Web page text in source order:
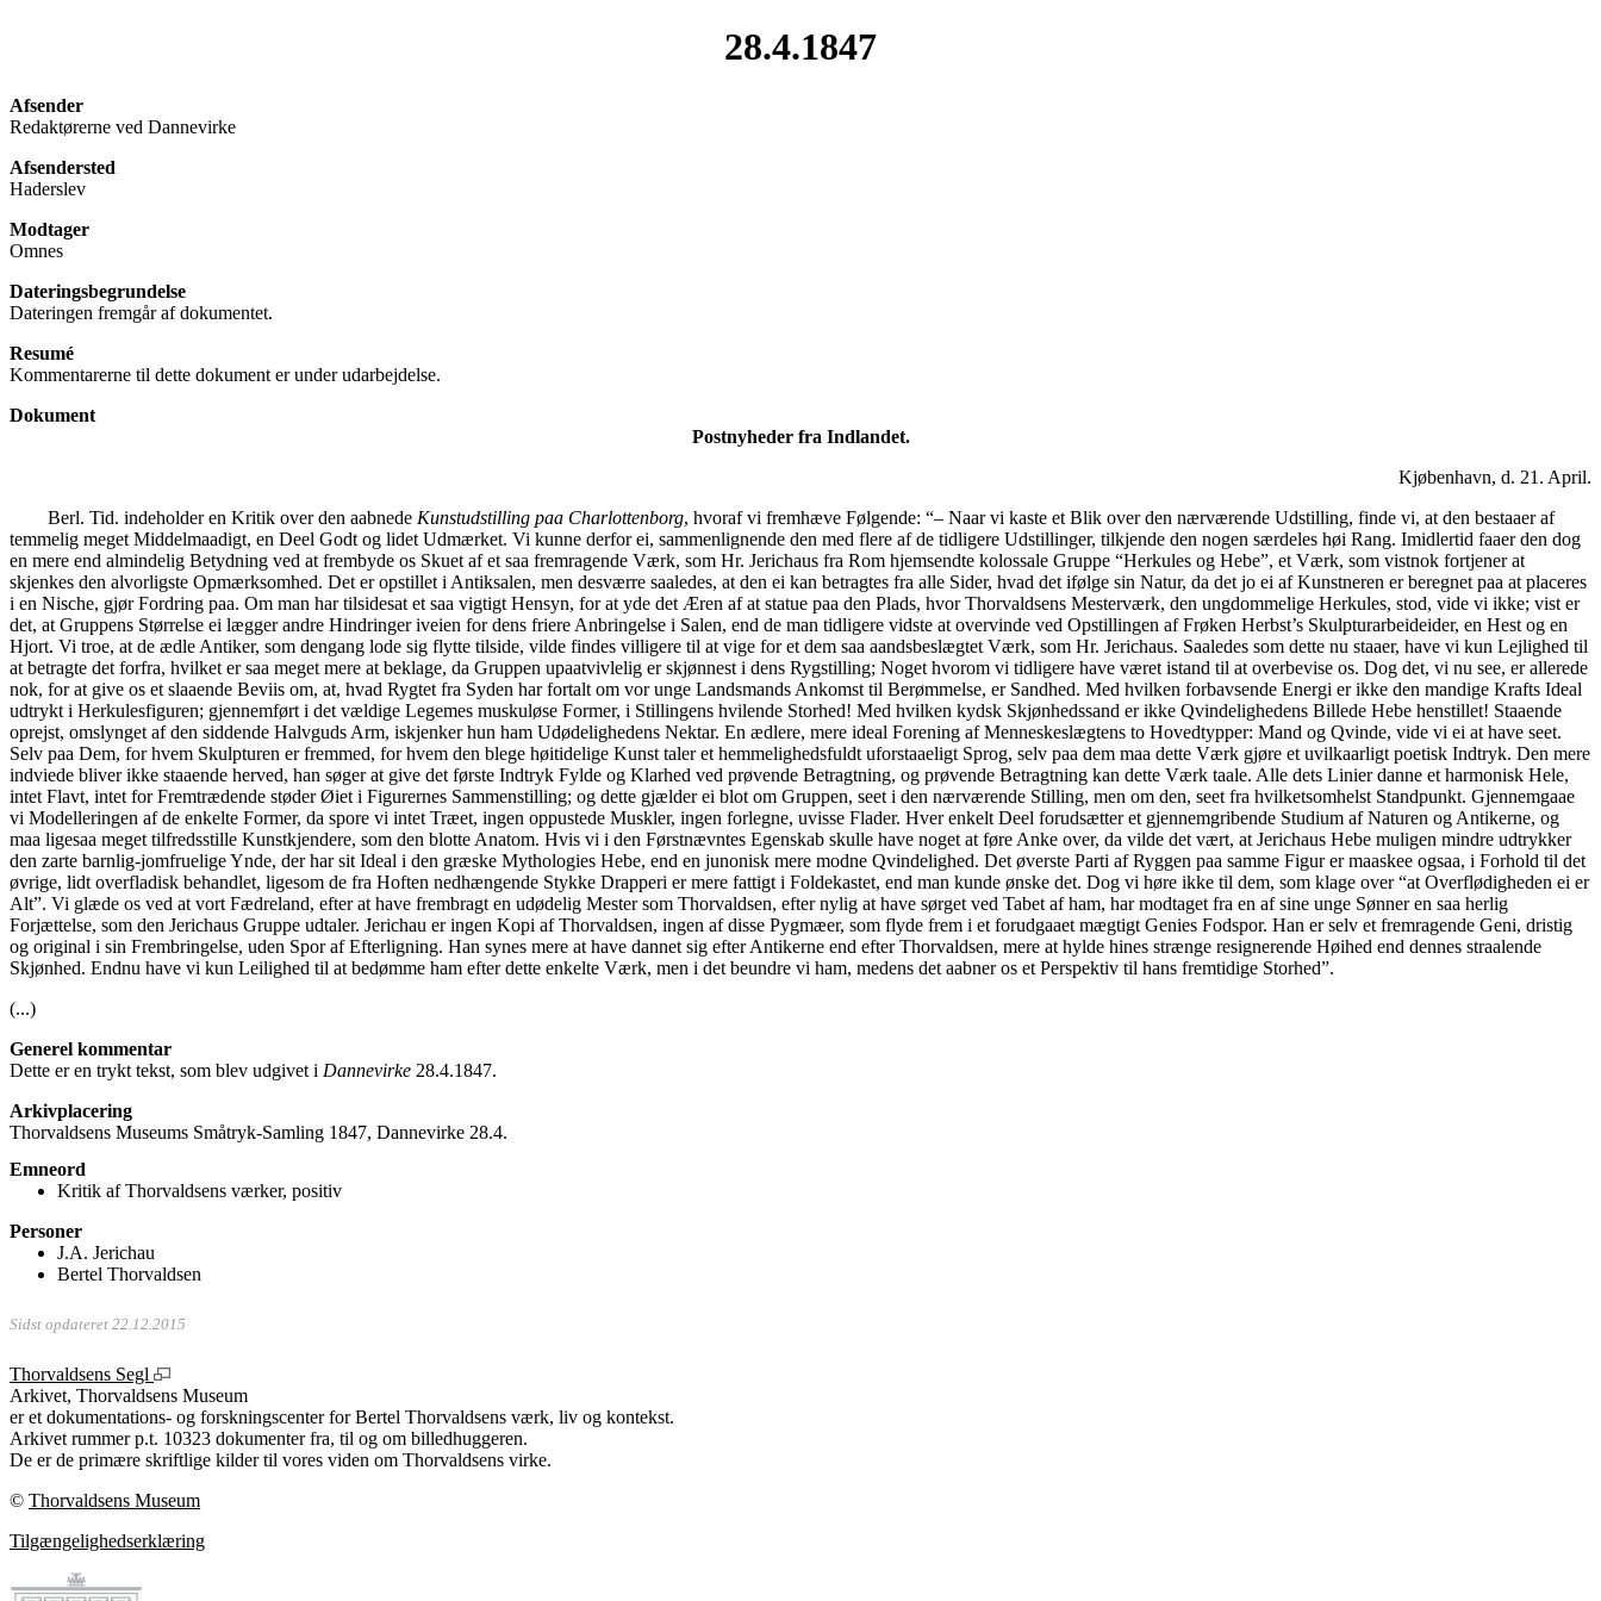
28.4.1847
Afsender
Redaktørerne ved Dannevirke
Afsendersted
Haderslev
Modtager
Omnes
Dateringsbegrundelse
Dateringen fremgår af dokumentet.
Resumé
Kommentarerne til dette dokument er under udarbejdelse.
Dokument
Postnyheder fra Indlandet.
Kjøbenhavn, d. 21. April.
Berl. Tid. indeholder en Kritik over den aabnede Kunstudstilling paa Charlottenborg, hvoraf vi fremhæve Følgende: “– Naar vi kaste et Blik over den nærværende Udstilling, finde vi, at den bestaaer af
temmelig meget Middelmaadigt, en Deel Godt og lidet Udmærket. Vi kunne derfor ei, sammenlignende den med flere af de tidligere Udstillinger, tilkjende den nogen særdeles høi Rang. Imidlertid faaer den dog
en mere end almindelig Betydning ved at frembyde os Skuet af et saa fremragende Værk, som Hr. Jerichaus fra Rom hjemsendte kolossale Gruppe “Herkules og Hebe”, et Værk, som vistnok fortjener at
skjenkes den alvorligste Opmærksomhed. Det er opstillet i Antiksalen, men desværre saaledes, at den ei kan betragtes fra alle Sider, hvad det ifølge sin Natur, da det jo ei af Kunstneren er beregnet paa at placeres
i en Nische, gjør Fordring paa. Om man har tilsidesat et saa vigtigt Hensyn, for at yde det Æren af at statue paa den Plads, hvor Thorvaldsens Mesterværk, den ungdommelige Herkules, stod, vide vi ikke; vist er
det, at Gruppens Størrelse ei lægger andre Hindringer iveien for dens friere Anbringelse i Salen, end de man tidligere vidste at overvinde ved Opstillingen af Frøken Herbst’s Skulpturarbeideider, en Hest og en
Hjort. Vi troe, at de ædle Antiker, som dengang lode sig flytte tilside, vilde findes villigere til at vige for et dem saa aandsbeslægtet Værk, som Hr. Jerichaus. Saaledes som dette nu staaer, have vi kun Lejlighed til
at betragte det forfra, hvilket er saa meget mere at beklage, da Gruppen upaatvivlelig er skjønnest i dens Rygstilling; Noget hvorom vi tidligere have været istand til at overbevise os. Dog det, vi nu see, er allerede
nok, for at give os et slaaende Beviis om, at, hvad Rygtet fra Syden har fortalt om vor unge Landsmands Ankomst til Berømmelse, er Sandhed. Med hvilken forbavsende Energi er ikke den mandige Krafts Ideal
udtrykt i Herkulesfiguren; gjennemført i det vældige Legemes muskuløse Former, i Stillingens hvilende Storhed! Med hvilken kydsk Skjønhedssand er ikke Qvindelighedens Billede Hebe henstillet! Staaende
oprejst, omslynget af den siddende Halvguds Arm, iskjenker hun ham Udødelighedens Nektar. En ædlere, mere ideal Forening af Menneskeslægtens to Hovedtypper: Mand og Qvinde, vide vi ei at have seet.
Selv paa Dem, for hvem Skulpturen er fremmed, for hvem den blege høitidelige Kunst taler et hemmelighedsfuldt uforstaaeligt Sprog, selv paa dem maa dette Værk gjøre et uvilkaarligt poetisk Indtryk. Den mere
indviede bliver ikke staaende herved, han søger at give det første Indtryk Fylde og Klarhed ved prøvende Betragtning, og prøvende Betragtning kan dette Værk taale. Alle dets Linier danne et harmonisk Hele,
intet Flavt, intet for Fremtrædende støder Øiet i Figurernes Sammenstilling; og dette gjælder ei blot om Gruppen, seet i den nærværende Stilling, men om den, seet fra hvilketsomhelst Standpunkt. Gjennemgaae
vi Modelleringen af de enkelte Former, da spore vi intet Træet, ingen oppustede Muskler, ingen forlegne, uvisse Flader. Hver enkelt Deel forudsætter et gjennemgribende Studium af Naturen og Antikerne, og
maa ligesaa meget tilfredsstille Kunstkjendere, som den blotte Anatom. Hvis vi i den Førstnævntes Egenskab skulle have noget at føre Anke over, da vilde det vært, at Jerichaus Hebe muligen mindre udtrykker
den zarte barnlig-jomfruelige Ynde, der har sit Ideal i den græske Mythologies Hebe, end en junonisk mere modne Qvindelighed. Det øverste Parti af Ryggen paa samme Figur er maaskee ogsaa, i Forhold til det
øvrige, lidt overfladisk behandlet, ligesom de fra Hoften nedhængende Stykke Drapperi er mere fattigt i Foldekastet, end man kunde ønske det. Dog vi høre ikke til dem, som klage over “at Overflødigheden ei er
Alt”. Vi glæde os ved at vort Fædreland, efter at have frembragt en udødelig Mester som Thorvaldsen, efter nylig at have sørget ved Tabet af ham, har modtaget fra en af sine unge Sønner en saa herlig
Forjættelse, som den Jerichaus Gruppe udtaler. Jerichau er ingen Kopi af Thorvaldsen, ingen af disse Pygmæer, som flyde frem i et forudgaaet mægtigt Genies Fodspor. Han er selv et fremragende Geni, dristig
og original i sin Frembringelse, uden Spor af Efterligning. Han synes mere at have dannet sig efter Antikerne end efter Thorvaldsen, mere at hylde hines strænge resignerende Høihed end dennes straalende
Skjønhed. Endnu have vi kun Leilighed til at bedømme ham efter dette enkelte Værk, men i det beundre vi ham, medens det aabner os et Perspektiv til hans fremtidige Storhed”.
(...)
Generel kommentar
Dette er en trykt tekst, som blev udgivet i Dannevirke 28.4.1847.
Arkivplacering
Thorvaldsens Museums Småtryk-Samling 1847, Dannevirke 28.4.
Emneord
Kritik af Thorvaldsens værker, positiv
Personer
J.A. Jerichau
Bertel Thorvaldsen
Sidst opdateret 22.12.2015
Thorvaldsens Segl
Arkivet, Thorvaldsens Museum
er et dokumentations- og forskningscenter for Bertel Thorvaldsens værk, liv og kontekst.
Arkivet rummer p.t. 10323 dokumenter fra, til og om billedhuggeren.
De er de primære skriftlige kilder til vores viden om Thorvaldsens virke.
© Thorvaldsens Museum
Tilgængelighedserklæring